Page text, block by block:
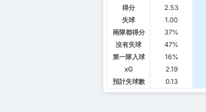
得分
2.53
失球
1.00
兩隊都得分
37%
沒有失球
47%
第一隊入球
16%
xG
2.19
預計失球數
0.13